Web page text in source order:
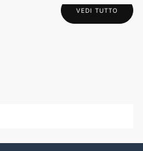
VEDI TUTTO